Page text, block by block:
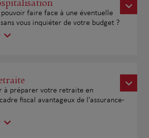
pouvoir faire face à une éventuelle
vous inquiéter de votre budget ?
à préparer votre retraite en
fiscal avantageux de l'assurance-